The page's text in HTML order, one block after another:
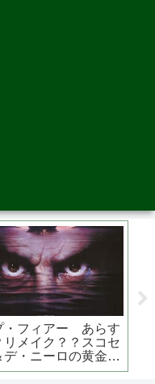
リング ５０年間の
あらすじは？脚本
督は？ ランス・ヘン
ン出演